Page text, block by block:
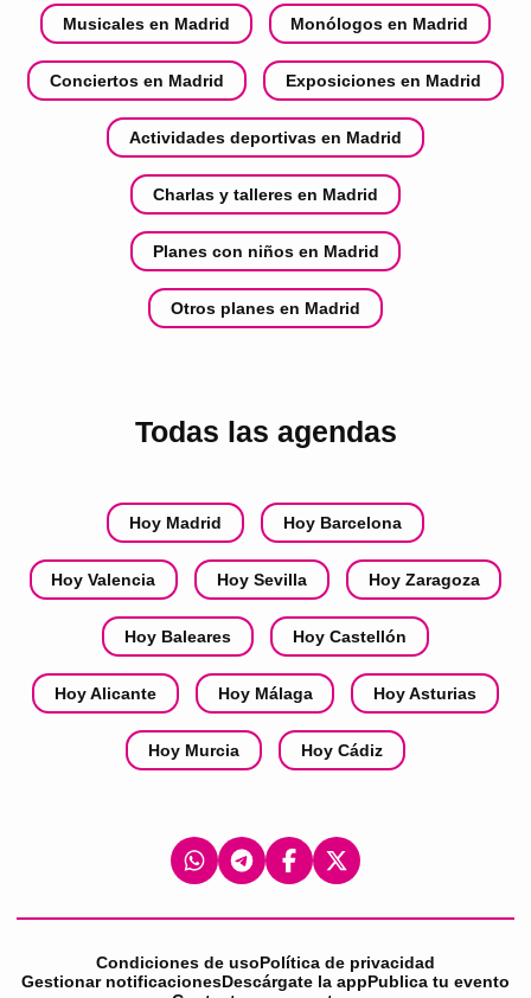
Musicales en Madrid Monólogos en Madrid
Conciertos en Madrid Exposiciones en Madrid
Actividades deportivas en Madrid
Charlas y talleres en Madrid
Planes con niños en Madrid
Otros planes en Madrid
Todas las agendas
Hoy Madrid Hoy Barcelona
Hoy Valencia Hoy Sevilla Hoy Zaragoza
Hoy Baleares Hoy Castellón
Hoy Alicante Hoy Málaga Hoy Asturias
Hoy Murcia Hoy Cádiz
Condiciones de usoPolítica de privacidad
Gestionar notificacionesDescárgate la appPublica tu evento